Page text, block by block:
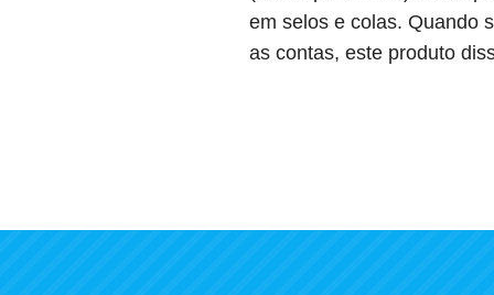
em selos e colas. Quando
as contas, este produto